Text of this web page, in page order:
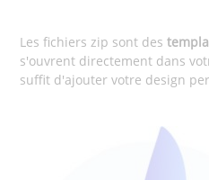
Les fichiers zip sont des
s'ouvrent directement dans
suffit d'ajouter votre design